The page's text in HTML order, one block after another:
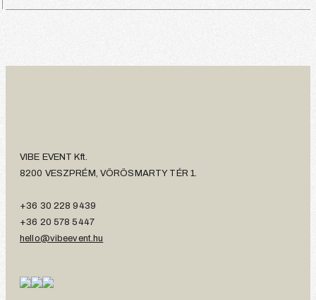
VIBE EVENT Kft.
8200 VESZPRÉM, VÖRÖSMARTY TÉR 1.
+36 30 228 9439
+36 20 578 5447
hello@vibeevent.hu